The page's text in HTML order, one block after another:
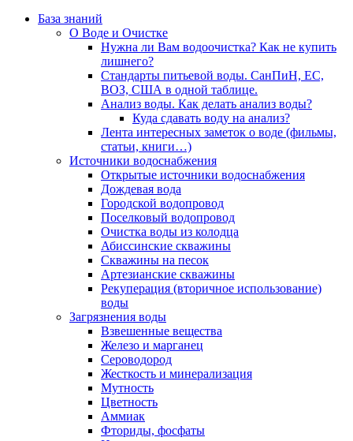
База знаний
О Воде и Очистке
Нужна ли Вам водоочистка? Как не купить
лишнего?
Стандарты питьевой воды. СанПиН, ЕС,
ВОЗ, США в одной таблице.
Анализ воды. Как делать анализ воды?
Куда сдавать воду на анализ?
Лента интересных заметок о воде (фильмы,
статьи, книги…)
Источники водоснабжения
Открытые источники водоснабжения
Дождевая вода
Городской водопровод
Поселковый водопровод
Очистка воды из колодца
Абиссинские скважины
Скважины на песок
Артезианские скважины
Рекуперация (вторичное использование)
воды
Загрязнения воды
Взвешенные вещества
Железо и марганец
Сероводород
Жесткость и минерализация
Мутность
Цветность
Аммиак
Фториды, фосфаты